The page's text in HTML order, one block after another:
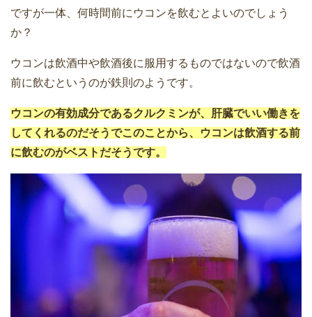
ですが一体、何時間前にウコンを飲むとよいのでしょう
か？
ウコンは飲酒中や飲酒後に服用するものではないので飲酒
前に飲むというのが鉄則のようです。
ウコンの有効成分であるクルクミンが、肝臓でいい働きを
してくれるのだそうでこのことから、ウコンは飲酒する前
に飲むのがベストだそうです。